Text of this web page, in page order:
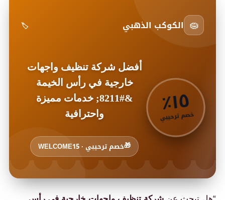
🧽 الكوكب الذهبي 🏷️
١٥
٪
خصم ترحيبي
أفضل شركة تنظيف واجهات
خارجية في رأس الخيمة
&#8211; خدمات مميزة
واحترافية
🎁خصم ترحيبي · WELCOME15